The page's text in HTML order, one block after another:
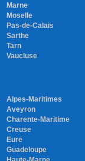
Marne
Moselle
Pas-de-Calais
Sarthe
Tarn
Vaucluse
Alpes-Maritimes
Aveyron
Charente-Maritime
Creuse
Eure
Guadeloupe